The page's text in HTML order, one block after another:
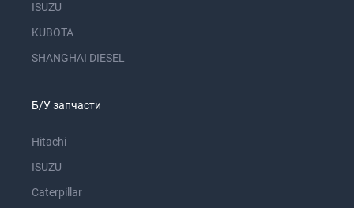
ISUZU
KUBOTA
SHANGHAI DIESEL
Б/У запчасти
Hitachi
ISUZU
Caterpillar